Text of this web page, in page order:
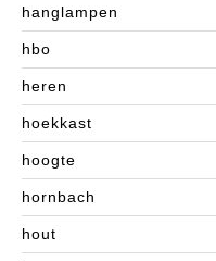
hanglampen
hbo
heren
hoekkast
hoogte
hornbach
hout